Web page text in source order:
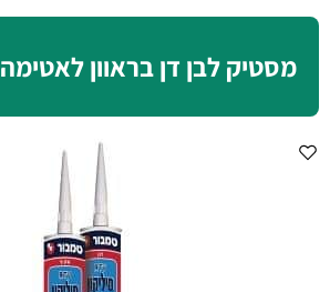
מסטיק לבן דן בראוון לאטימה